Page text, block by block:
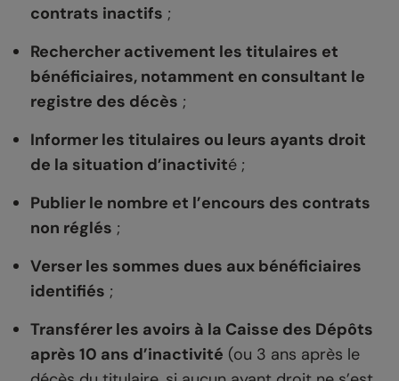
contrats inactifs ;
Rechercher activement les titulaires et
bénéficiaires, notamment en consultant le
registre des décès ;
Informer les titulaires ou leurs ayants droit
de la situation d’inactivité ;
Publier le nombre et l’encours des contrats
non réglés ;
Verser les sommes dues aux bénéficiaires
identifiés ;
Transférer les avoirs à la Caisse des Dépôts
après 10 ans d’inactivité (ou 3 ans après le